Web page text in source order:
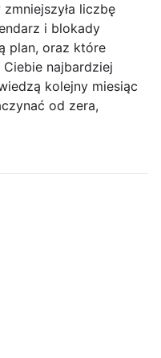
liczbę
i blokady
plan, oraz które
najbardziej
kolejny miesiąc
od zera,